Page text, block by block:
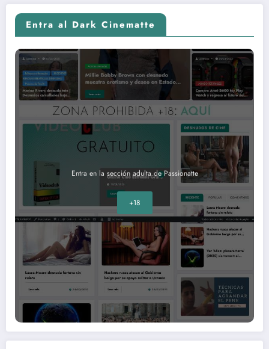
Entra al Dark Cinematte
Entra en la sección adulta de Passionatte
+18